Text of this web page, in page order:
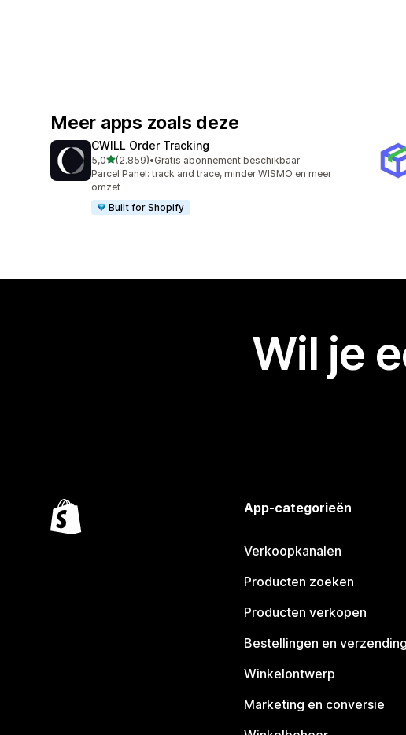
Meer apps zoals deze
CWILL Order Tracking
5,0van 5 sterren
(2.859)
2859 recensies in totaal
•Gratis abonnement beschikbaar
Parcel Panel: track and trace, minder WISMO en meer
omzet
Built for Shopify
Wil je
App-categorieën
Verkoopkanalen
Producten zoeken
Producten verkopen
Bestellingen en verzending
Winkelontwerp
Marketing en conversie